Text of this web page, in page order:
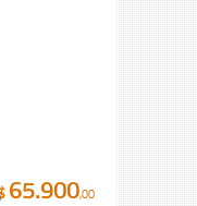
65.900,00